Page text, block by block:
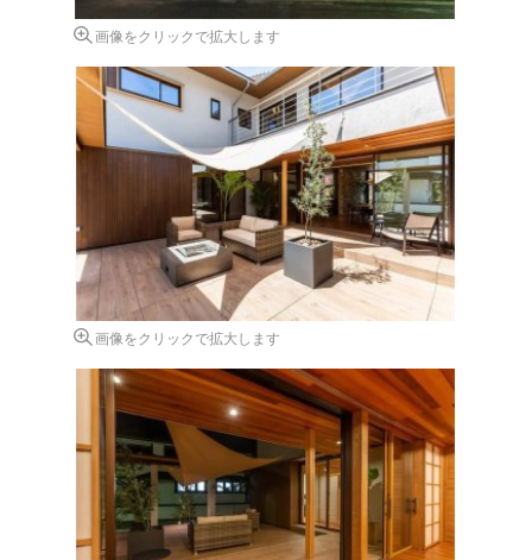
画像をクリックで拡大します
画像をクリックで拡大します